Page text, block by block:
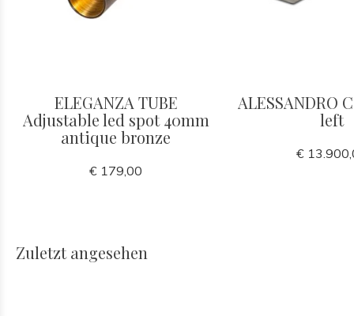
ELEGANZA TUBE
Adjustable led spot 40mm
antique bronze
€ 179,00
ALESSANDRO
left
€
Zuletzt angesehen